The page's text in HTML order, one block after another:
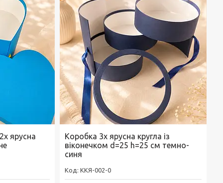
ярусна
Коробка 3х ярусна кругла із
віконечком d=25 h=25 см темно-
синя
ККЯ-002-0